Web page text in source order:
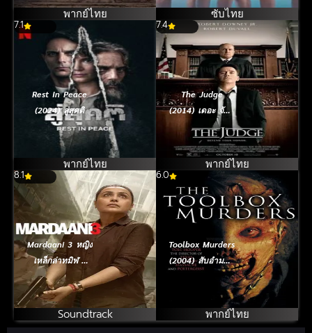
พากย์ไทย ซับไทย
7.1
Rest In Peace
(2024) สู่สุคติ
พากย์ไทย
7.4
The Judge
(2014) เดอะ จัดจ์
สู้เพื่อพ่อ
พากย์ไทย
8.1
Mardaani 3 หญิง
เหล็กล่าทมิฬ 3
(2026)
Soundtrack
6.0
Toolbox Murders
(2004) สับอำมหิต
มันไม่ใช่คน
พากย์ไทย